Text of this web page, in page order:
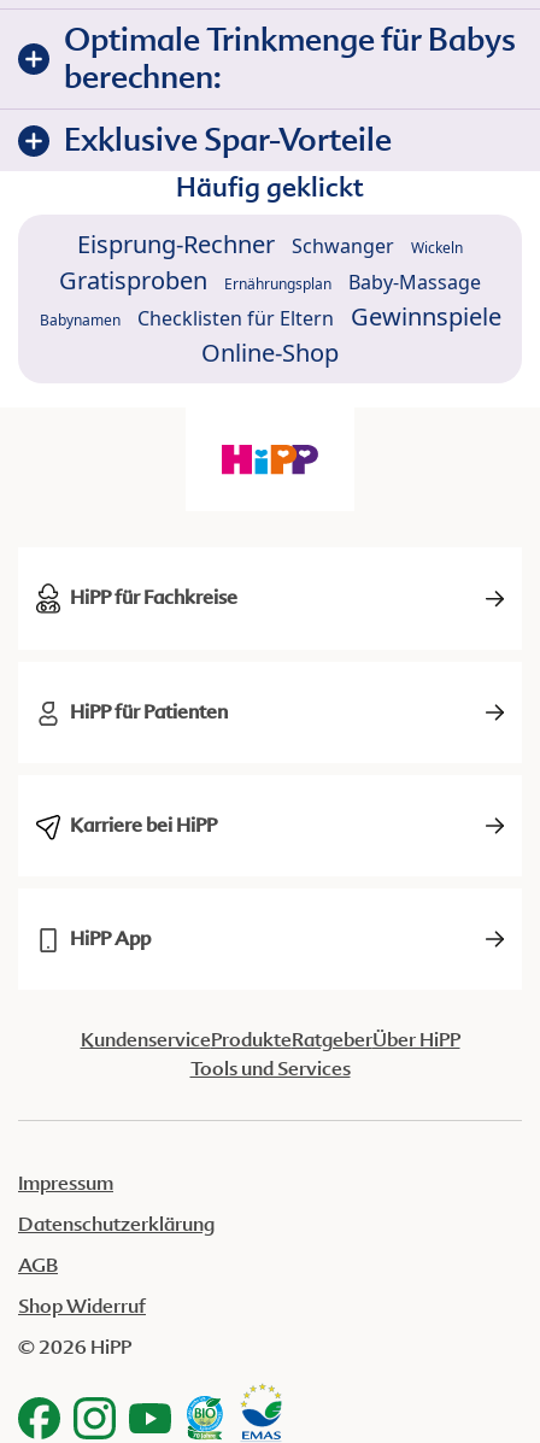
Optimale Trinkmenge für Babys
berechnen:
Exklusive Spar-Vorteile
Häufig geklickt
Eisprung-Rechner Schwanger Wickeln
Gratisproben Ernährungsplan Baby-Massage
Babynamen Checklisten für Eltern
Gewinnspiele
Online-Shop
HiPP für Fachkreise
HiPP für Patienten
Karriere bei HiPP
HiPP App
KundenserviceProdukteRatgeberÜber HiPP
Tools und Services
Impressum
Datenschutzerklärung
AGB
Shop Widerruf
© 2026 HiPP